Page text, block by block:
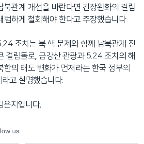
북관계 개선을 바란다면 긴장완화의 걸림
하게 철회해야 한다고 주장했습니다
조치는 북 핵 문제와 함께 남북관계 진
걸림돌로, 금강산 관광과 5.24 조치의 해
한의 태도 변화가 먼저라는 한국 정부의
고 설명했습니다.
은지입니다.
us